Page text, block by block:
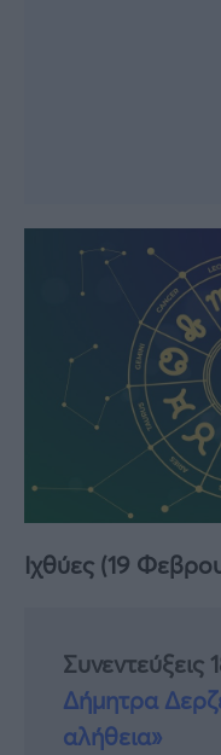
Ιχθύες (19
Συνεντεύξεις
Δήμητρα
αλήθεια»